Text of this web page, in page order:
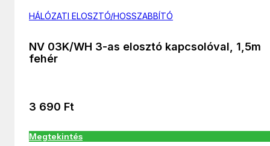
HÁLÓZATI ELOSZTÓ/HOSSZABBÍTÓ
NV 03K/WH 3-as elosztó kapcsolóval, 1,5m
fehér
3 690 Ft
Megtekintés